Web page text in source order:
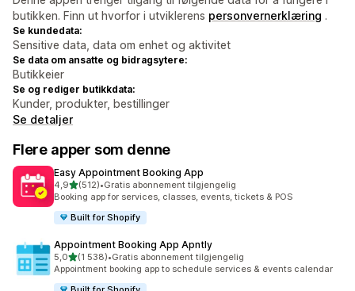
butikken. Finn ut hvorfor i utviklerens personvernerklæring .
Se kundedata:
Sensitive data, data om enhet og aktivitet
Se data om ansatte og bidragsytere:
Butikkeier
Se og rediger butikkdata:
Kunder, produkter, bestillinger
Se detaljer
Flere apper som denne
Easy Appointment Booking App
4,9av 5 stjerner
(512)
Totalt 512 omtaler
•Gratis abonnement tilgjengelig
Booking app for services, classes, events, tickets & POS
Built for Shopify
Appointment Booking App Apntly
5,0av 5 stjerner
(1 538)
Totalt 1538 omtaler
•Gratis abonnement tilgjengelig
Appointment booking app to schedule services & events calendar